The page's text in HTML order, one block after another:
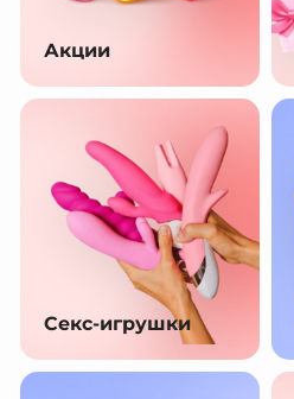
Акции
Секс-игрушки